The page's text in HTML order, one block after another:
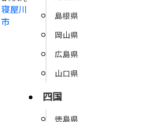
寝屋川
市
島根県
岡山県
広島県
山口県
四国
徳島県